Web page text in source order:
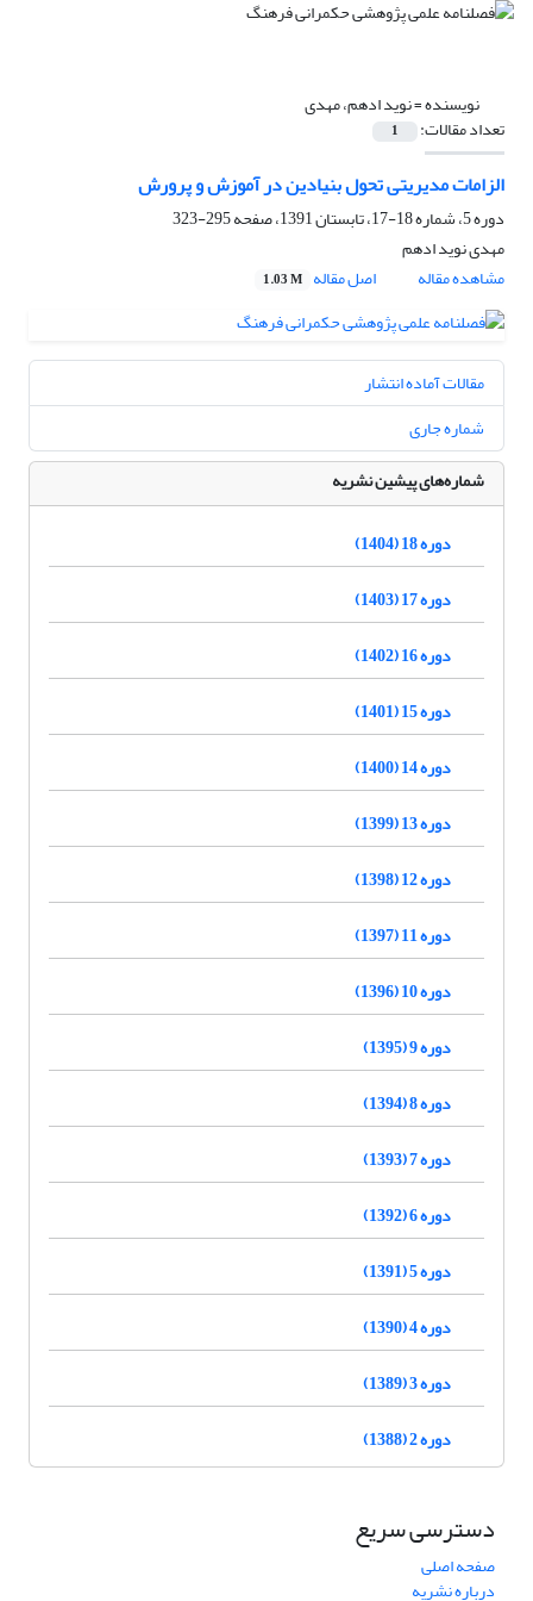
نویسنده =نوید ادهم، مهدی
تعداد مقالات: 1
الزامات مدیریتی تحول بنیادین در آموزش و پرورش
دوره 5، شماره 18-17، تابستان 1391، صفحه
295-323
مهدی نوید ادهم
مشاهده مقاله
اصل مقاله 1.03 M
مقالات آماده انتشار
شماره جاری
شماره‌های پیشین نشریه
دوره 18 (1404)
دوره 17 (1403)
دوره 16 (1402)
دوره 15 (1401)
دوره 14 (1400)
دوره 13 (1399)
دوره 12 (1398)
دوره 11 (1397)
دوره 10 (1396)
دوره 9 (1395)
دوره 8 (1394)
دوره 7 (1393)
دوره 6 (1392)
دوره 5 (1391)
دوره 4 (1390)
دوره 3 (1389)
دوره 2 (1388)
دسترسی سریع
صفحه اصلی
درباره نشریه